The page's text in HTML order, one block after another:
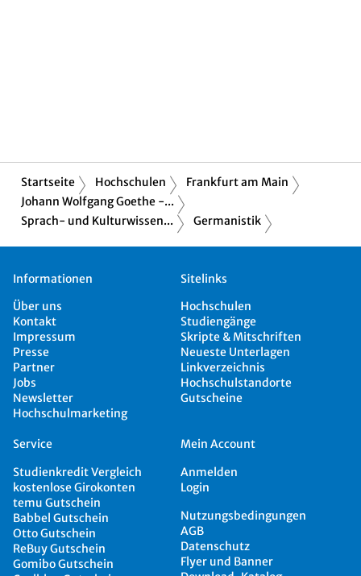
Startseite Hochschulen
Frankfurt am Main
Johann Wolfgang Goethe -...
Sprach- und Kulturwissen...
Germanistik
Informationen
Über uns
Kontakt
Impressum
Presse
Partner
Jobs
Newsletter
Hochschulmarketing
Sitelinks
Hochschulen
Studiengänge
Skripte & Mitschriften
Neueste Unterlagen
Linkverzeichnis
Hochschulstandorte
Gutscheine
Service
Studienkredit Vergleich
kostenlose Girokonten
temu Gutschein
Babbel Gutschein
Otto Gutschein
ReBuy Gutschein
Gomibo Gutschein
Mein Account
Anmelden
Login
Nutzungsbedingungen
AGB
Datenschutz
Flyer und Banner